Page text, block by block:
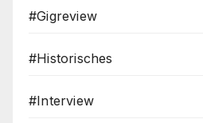
#Gigreview
#Historisches
#Interview